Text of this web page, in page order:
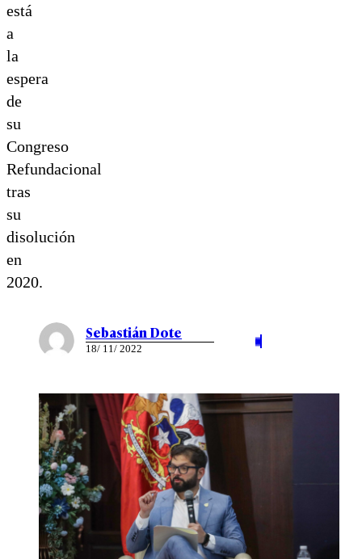
está
a
la
espera
de
su
Congreso
Refundacional
tras
su
disolución
en
2020.
Sebastián Dote
18/ 11/ 2022